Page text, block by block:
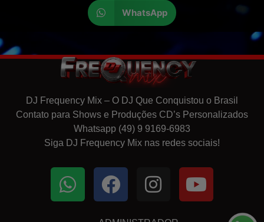
WhatsApp
DJ Frequency Mix – O DJ Que Conquistou o Brasil
Contato para Shows e Produções CD’s Personalizados
Whatsapp (49) 9 9169-6983
Siga DJ Frequency Mix nas redes sociais!